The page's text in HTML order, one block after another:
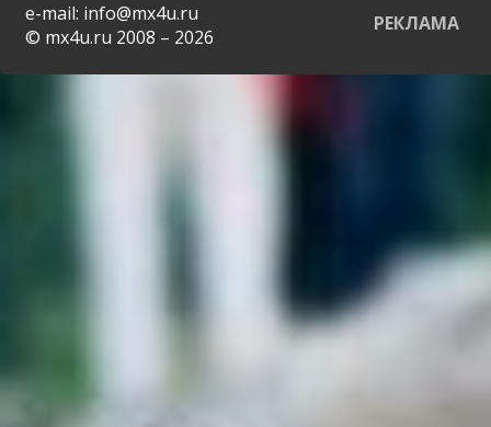
e-mail: info@mx4u.ru
© mx4u.ru 2008 – 2026
РЕКЛАМА